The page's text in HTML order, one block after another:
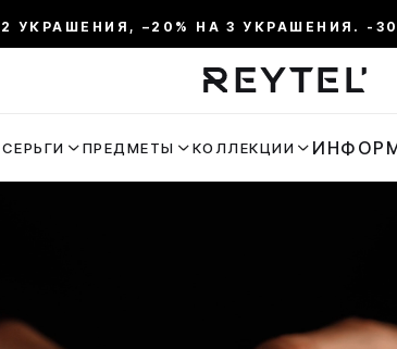
2 УКРАШЕНИЯ, –20% НА 3 УКРАШЕНИЯ.
СЕРЬГИ ПРЕДМЕТЫ КОЛЛЕКЦИИ